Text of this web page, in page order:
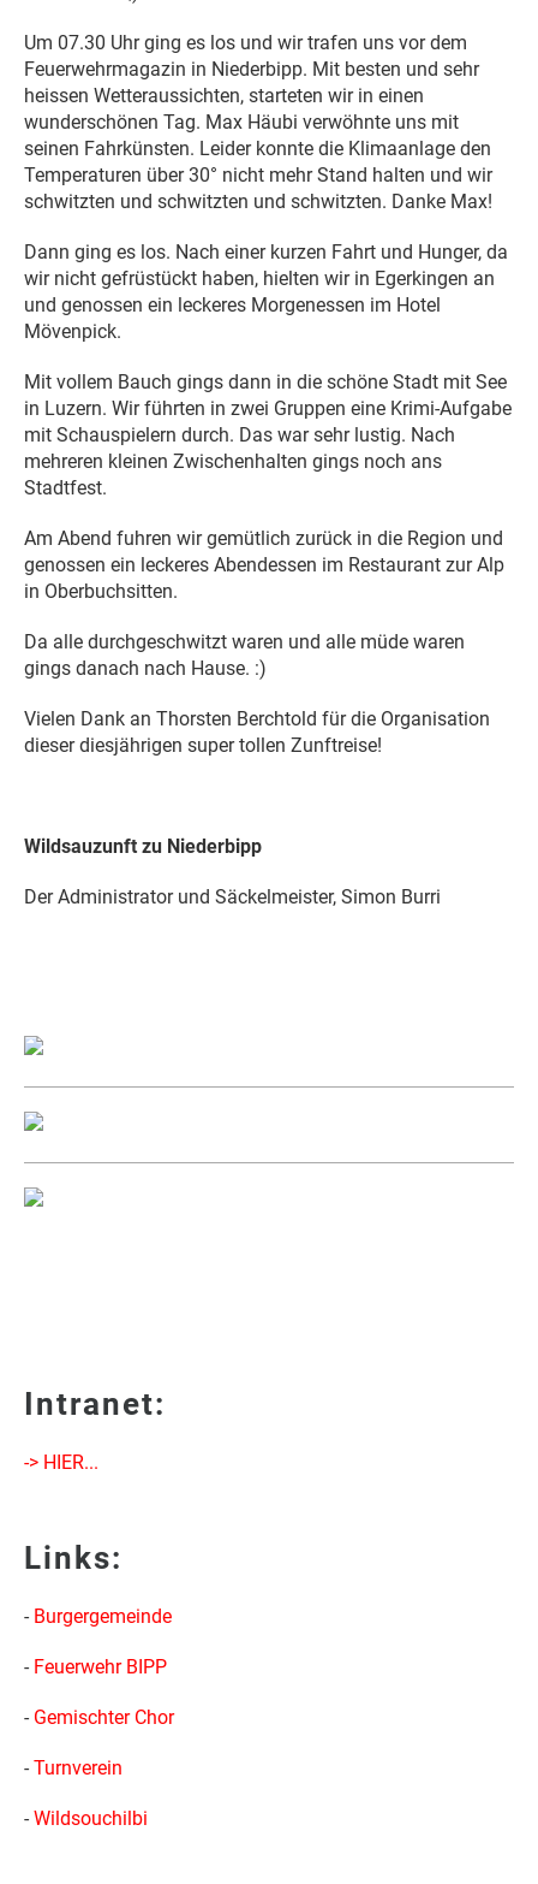
Um 07.30 Uhr ging es los und wir trafen uns vor dem
Feuerwehrmagazin in Niederbipp. Mit besten und sehr
heissen Wetteraussichten, starteten wir in einen
wunderschönen Tag. Max Häubi verwöhnte uns mit
seinen Fahrkünsten. Leider konnte die Klimaanlage den
Temperaturen über 30° nicht mehr Stand halten und wir
schwitzten und schwitzten und schwitzten. Danke Max!
Dann ging es los. Nach einer kurzen Fahrt und Hunger, da
wir nicht gefrüstückt haben, hielten wir in Egerkingen an
und genossen ein leckeres Morgenessen im Hotel
Mövenpick.
Mit vollem Bauch gings dann in die schöne Stadt mit See
in Luzern. Wir führten in zwei Gruppen eine Krimi-Aufgabe
mit Schauspielern durch. Das war sehr lustig. Nach
mehreren kleinen Zwischenhalten gings noch ans
Stadtfest.
Am Abend fuhren wir gemütlich zurück in die Region und
genossen ein leckeres Abendessen im Restaurant zur Alp
in Oberbuchsitten.
Da alle durchgeschwitzt waren und alle müde waren
gings danach nach Hause. :)
Vielen Dank an Thorsten Berchtold für die Organisation
dieser diesjährigen super tollen Zunftreise!
Wildsauzunft zu Niederbipp
Der Administrator und Säckelmeister, Simon Burri
Intranet:
-> HIER...
Links:
- Burgergemeinde
- Feuerwehr BIPP
- Gemischter Chor
- Turnverein
- Wildsouchilbi